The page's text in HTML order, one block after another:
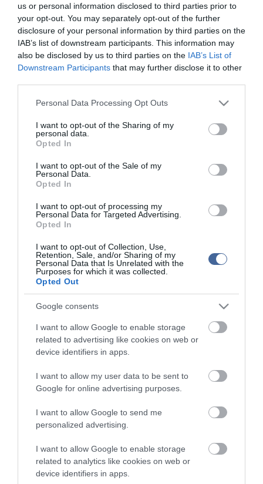
us or personal information disclosed to third parties prior to
your opt-out. You may separately opt-out of the further
disclosure of your personal information by third parties on the
IAB’s list of downstream participants. This information may
also be disclosed by us to third parties on the IAB’s List of
Downstream Participants that may further disclose it to other
Please note that this website/app uses one or more Google
not limited to your visit or usage behaviour. You may click to
grant or deny consent to Google and its third-party tags to
use your data for below specified purposes in below Google
consent section.
Personal Data Processing Opt Outs
I want to opt-out of the Sharing of my
personal data.
Opted In
I want to opt-out of the Sale of my
Personal Data.
Opted In
I want to opt-out of processing my
Personal Data for Targeted Advertising.
Opted In
I want to opt-out of Collection, Use,
Retention, Sale, and/or Sharing of my
Personal Data that Is Unrelated with the
Purposes for which it was collected.
Opted Out
Google consents
I want to allow Google to enable storage
related to advertising like cookies on web or
device identifiers in apps.
I want to allow my user data to be sent to
Google for online advertising purposes.
I want to allow Google to send me
personalized advertising.
I want to allow Google to enable storage
related to analytics like cookies on web or
device identifiers in apps.
tükrözik. A szerkesztőség mindössze a hírek publikációjával foglalkozik, a
tartalmazzák.
Kérjük, kulturáltan, mások személyiségi jogainak és jó hírnevének tiszteletben
tartásával kommenteljenek!
ma.hu legfrissebb hírei:
Vitézy Dávid: 2,3 milliárd forint került vissza az államhoz
egy útdíjrendszeres ügylet felülvizsgálata után
Saját életét is kockára tette a magyar erdész, hogy